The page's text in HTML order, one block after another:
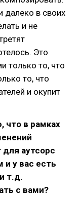
далеко в своих
и не
Это
только то, что
то, что
и окупит
что в рамках
для аутсорс
и у вас есть
т.д.
с вами?